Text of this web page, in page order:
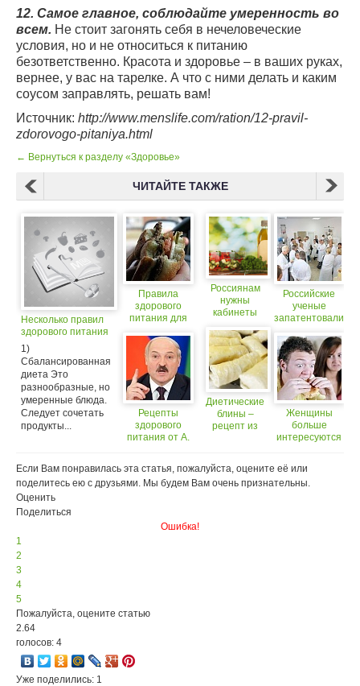
12. Самое главное, соблюдайте умеренность во
всем. Не стоит загонять себя в нечеловеческие
условия, но и не относиться к питанию
безответственно. Красота и здоровье – в ваших руках,
вернее, у вас на тарелке. А что с ними делать и каким
соусом заправлять, решать вам!
Источник: http://www.menslife.com/ration/12-pravil-
zdorovogo-pitaniya.html
← Вернуться к разделу «Здоровье»
ЧИТАЙТЕ ТАКЖЕ
Несколько правил
здорового питания
1)
Сбалансированная
диета Это
разнообразные, но
умеренные блюда.
Следует сочетать
продукты...
Правила
здорового
питания для
Рецепты
здорового
питания от А.
Россиянам
нужны
кабинеты
питания.
Диетические
блины –
рецепт из
питания!
Российские
ученые
запатентовали
здорового
питания
Женщины
больше
интересуются
питания
Если Вам понравилась эта статья, пожалуйста, оцените её или
поделитесь ею с друзьями. Мы будем Вам очень признательны.
Оценить
Поделиться
Ошибка!
1
2
3
4
5
Пожалуйста, оцените статью
2.64
голосов: 4
Уже поделились: 1